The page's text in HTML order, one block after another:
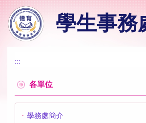
到
主
學生事務
:::
各單位
學務處簡介